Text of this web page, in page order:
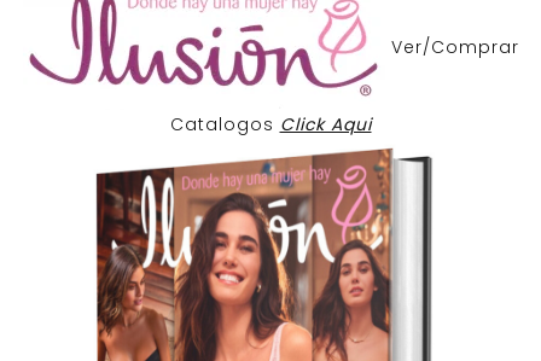
Ver/Comprar
Catalogos Click Aqui